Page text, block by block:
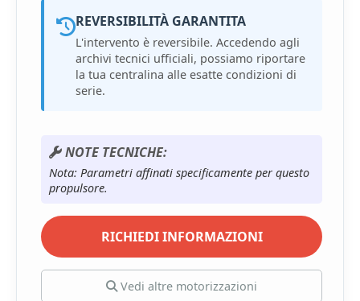
REVERSIBILITÀ GARANTITA
L'intervento è reversibile. Accedendo agli
archivi tecnici ufficiali, possiamo riportare
la tua centralina alle esatte condizioni di
serie.
NOTE TECNICHE:
Nota: Parametri affinati specificamente per questo
propulsore.
RICHIEDI INFORMAZIONI
Vedi altre motorizzazioni